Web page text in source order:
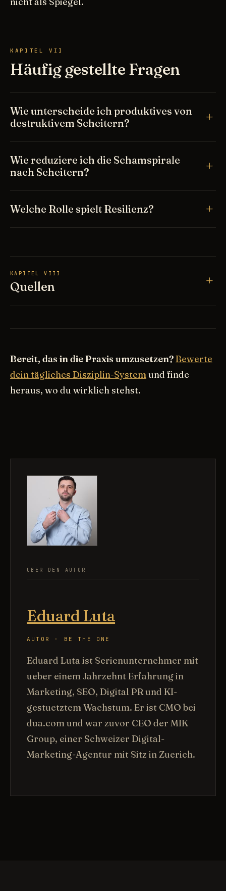
KAPITEL VII
Häufig gestellte Fragen
Wie unterscheide ich produktives von
destruktivem Scheitern?
Wie reduziere ich die Schamspirale
nach Scheitern?
Welche Rolle spielt Resilienz?
KAPITEL VIII
Quellen
Bereit, das in die Praxis umzusetzen?Bewerte
dein tägliches Disziplin-Systemund finde
heraus, wo du wirklich stehst.
ÜBER DEN AUTOR
Eduard Luta
AUTOR · BE THE ONE
Eduard Luta ist Serienunternehmer mit
ueber einem Jahrzehnt Erfahrung in
Marketing, SEO, Digital PR und KI-
gestuetztem Wachstum. Er ist CMO bei
dua.com und war zuvor CEO der MIK
Group, einer Schweizer Digital-
Marketing-Agentur mit Sitz in Zuerich.